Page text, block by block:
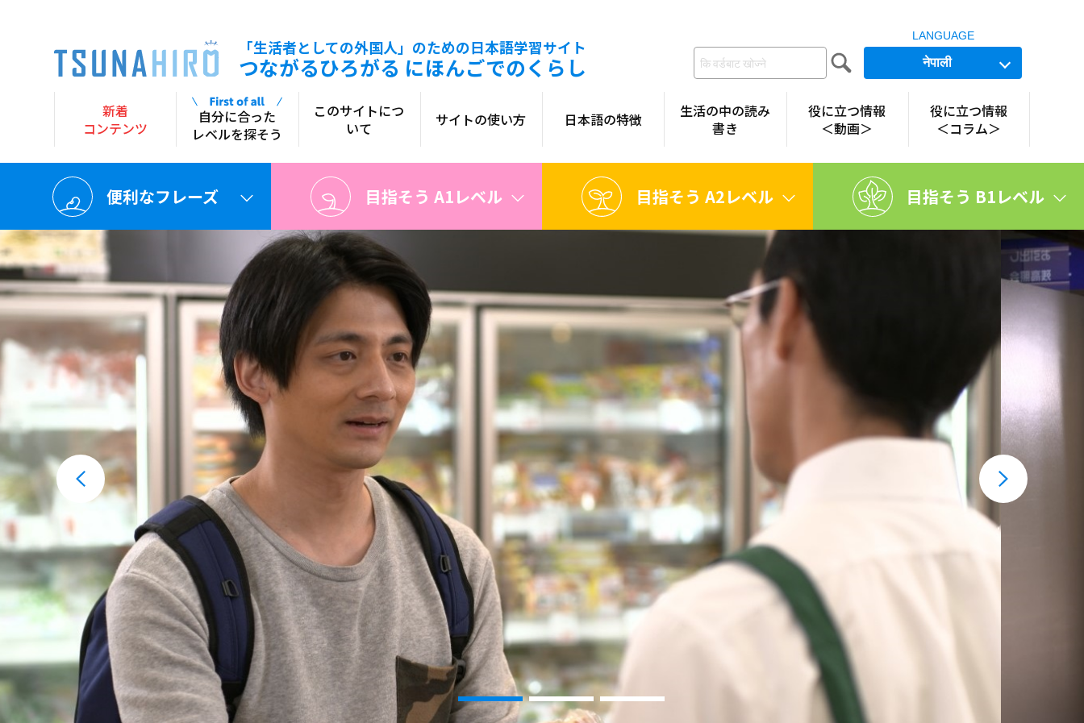
siteTtl「生活者としての外国人」のための日本語学習サイト
つながるひろがる にほんごでのくらし
LANGUAGE
नेपाली
新着
コンテンツ
自分に合った
レベルを探そう
このサイトにつ
いて
サイトの使い方 日本語の特徴
生活の中の読み
書き
役に立つ情報
＜動画＞
役に立つ情報
＜コラム＞
便利なフレーズ 目指そう A1レベル 目指そう A2レベル 目指そう B1レベル